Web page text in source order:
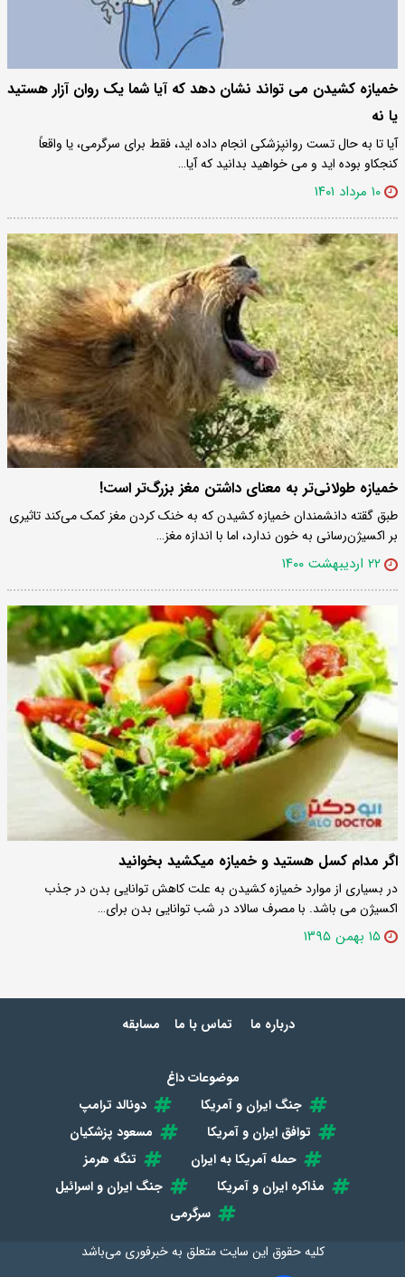
خمیازه کشیدن می تواند نشان دهد که آیا شما یک روان آزار هستید
یا نه
آیا تا به حال تست روانپزشکی انجام داده اید، فقط برای سرگرمی، یا واقعاً
کنجکاو بوده اید و می خواهید بدانید که آیا…
۱۰ مرداد ۱۴۰۱
خمیازه‌ طولانی‌تر به معنای داشتن مغز بزرگ‌تر است!
طبق گقته‌ دانشمندان خمیازه کشیدن که به خنک کردن مغز کمک می‌کند تاثیری
بر اکسیژن‌رسانی به خون ندارد، اما با اندازه‌ مغز…
۲۲ اردیبهشت ۱۴۰۰
اگر مدام کسل هستید و خمیازه میکشید بخوانید
در بسیاری از موارد خمیازه کشیدن به علت کاهش توانایی بدن در جذب
اکسیژن می باشد. با مصرف سالاد در شب توانایی بدن برای…
۱۵ بهمن ۱۳۹۵
درباره ما تماس با ما مسابقه
موضوعات داغ
جنگ ایران و آمریکا
دونالد ترامپ
توافق ایران و آمریکا
مسعود پزشکیان
حمله آمریکا به ایران
تنگه هرمز
مذاکره ایران و آمریکا
جنگ ایران و اسرائیل
سرگرمی
کلیه حقوق این سایت متعلق بهخبرفوری می‌باشد